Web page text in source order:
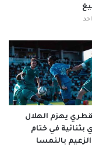
يهزم الهلال
في ختام
بالنمسا